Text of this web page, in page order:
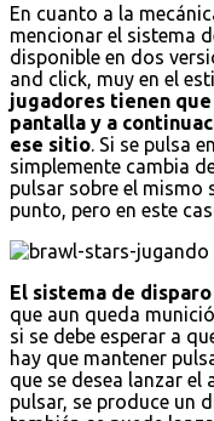
En cuanto a la
mencionar el sistema
disponible en dos
and click, muy en el
jugadores tienen
pantalla y a
ese sitio. Si se pulsa
simplemente cambia
pulsar sobre el mismo
punto, pero en este
El sistema de
que aun queda
si se debe esperar a
hay que mantener
que se desea lanzar el
pulsar, se produce un